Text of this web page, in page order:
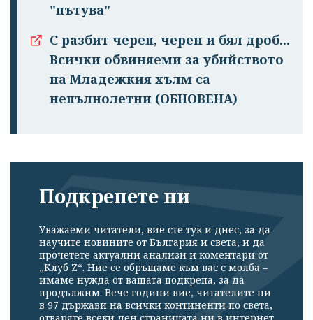
"пътува"
С разбит череп, черен и бял дроб...
Всички обвиняеми за убийството
на Младежкия хълм са
непълнолетни (ОБНОВЕНА)
Подкрепете ни
Уважаеми читатели, вие сте тук и днес, за да
научите новините от България и света, и да
прочетете актуални анализи и коментари от
„Клуб Z“. Ние се обръщаме към вас с молба –
имаме нужда от вашата подкрепа, за да
продължим. Вече години вие, читателите ни
в 97 държави на всички континенти по света,